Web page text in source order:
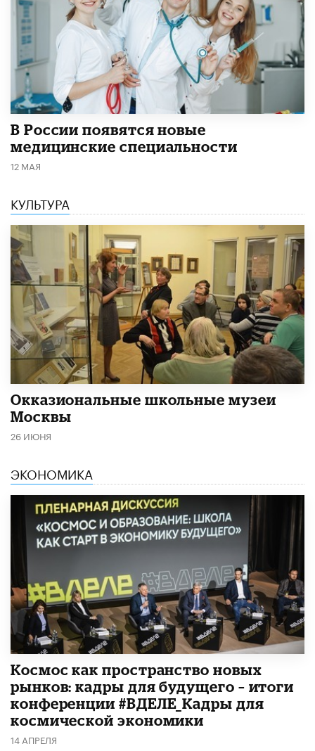
В России появятся новые
медицинские специальности
12 МАЯ
КУЛЬТУРА
​Окказиональные школьные музеи
Москвы
26 ИЮНЯ
ЭКОНОМИКА
Космос как пространство новых
рынков: кадры для будущего – итоги
конференции #ВДЕЛЕ_Кадры для
космической экономики
14 АПРЕЛЯ